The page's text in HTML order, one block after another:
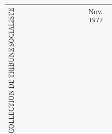
COLLECTION DE TRIBUNE SOCIALISTE
Nov.
1977